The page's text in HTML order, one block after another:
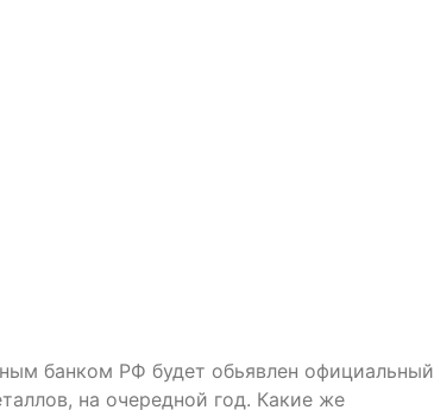
банком РФ будет обьявлен официальный
на очередной год. Какие же